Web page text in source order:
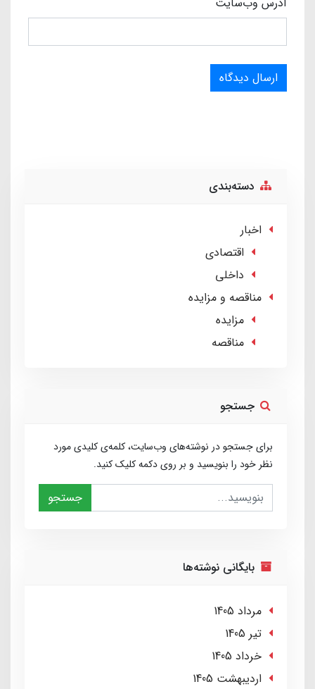
ارسال دیدگاه
دسته‌بندی
اخبار
اقتصادی
داخلی
مناقصه و مزایده
مزایده
مناقصه
جستجو
برای جستجو در نوشته‌های وب‌سایت، کلمه‌ی کلیدی مورد
نظر خود را بنویسید و بر روی دکمه کلیک کنید.
جستجو
بایگانی نوشته‌ها
مرداد 1405
تير 1405
خرداد 1405
ارديبهشت 1405